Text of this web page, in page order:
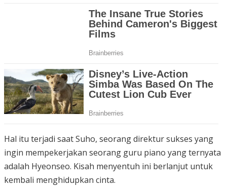
Hal itu terjadi saat Suho, seorang direktur sukses yang
ingin mempekerjakan seorang guru piano yang ternyata
adalah Hyeonseo. Kisah menyentuh ini berlanjut untuk
kembali menghidupkan cinta.